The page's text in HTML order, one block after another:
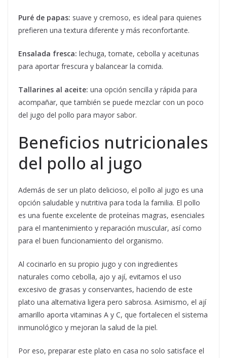
Puré de papas: suave y cremoso, es ideal para quienes
prefieren una textura diferente y más reconfortante.
Ensalada fresca: lechuga, tomate, cebolla y aceitunas
para aportar frescura y balancear la comida.
Tallarines al aceite: una opción sencilla y rápida para
acompañar, que también se puede mezclar con un poco
del jugo del pollo para mayor sabor.
Beneficios nutricionales
del pollo al jugo
Además de ser un plato delicioso, el pollo al jugo es una
opción saludable y nutritiva para toda la familia. El pollo
es una fuente excelente de proteínas magras, esenciales
para el mantenimiento y reparación muscular, así como
para el buen funcionamiento del organismo.
Al cocinarlo en su propio jugo y con ingredientes
naturales como cebolla, ajo y ají, evitamos el uso
excesivo de grasas y conservantes, haciendo de este
plato una alternativa ligera pero sabrosa. Asimismo, el ají
amarillo aporta vitaminas A y C, que fortalecen el sistema
inmunológico y mejoran la salud de la piel.
Por eso, preparar este plato en casa no solo satisface el